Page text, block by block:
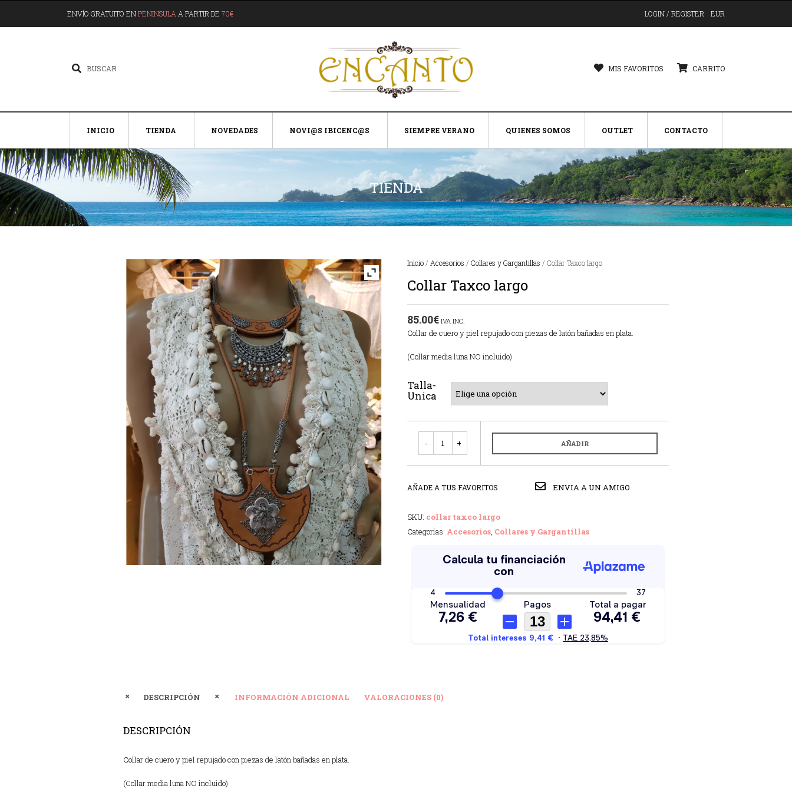
ENVÍO GRATUITO ENPENINSULA A PARTIR DE 70€ LOGIN / REGISTER EUR
MIS FAVORITOS CARRITO
INICIO TIENDA NOVEDADES NOVI@S IBICENC@S SIEMPRE VERANO QUIENES SOMOS OUTLET CONTACTO
TIENDA
Inicio/ Accesorios / Collares y Gargantillas / Collar Taxco largo
Collar Taxco largo
85.00€ IVA INC.
Collar de cuero y piel repujado con piezas de latón bañadas en plata.
(Collar media luna NO incluido)
Talla-
Unica
AÑADIR
AÑADE A TUS FAVORITOS ENVIA A UN AMIGO
SKU: collar taxco largo
Categorías: Accesorios, Collares y Gargantillas
DESCRIPCIÓN INFORMACIÓN ADICIONAL VALORACIONES (0)
DESCRIPCIÓN
Collar de cuero y piel repujado con piezas de latón bañadas en plata.
(Collar media luna NO incluido)